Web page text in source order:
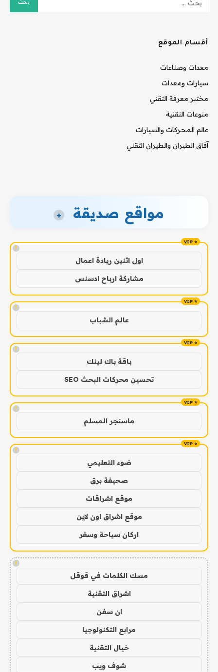
أقسام الموقع
معدات وصناعات
سيارات ومعدات
مختبر معرفة التقني
منوعات التقنية
عالم المحركات والسيارات
آفاق الطيران والطيران التقني
مواقع صديقة +
!
اول اثنين ريادة اعمال
مشاركة ارباح ادسنس
!
عالم الشباب
!
باقة باك لينك
تحسين محركات البحث SEO
!
ماسنجر المسلم
!
ضوء التعليمي
صحيفة برق
موقع اشراقات
موقع اشراق اون لاين
اركان سياحة وسفر
!
مسك الكلمات في قوقل
اشراق التقنية
ان سفن
مرابع التكنولوجيا
خيال التقنية
شوف ويب